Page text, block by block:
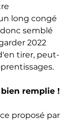
long congé
semblé
2022
tirer, peut-
bien remplie !
proposé par